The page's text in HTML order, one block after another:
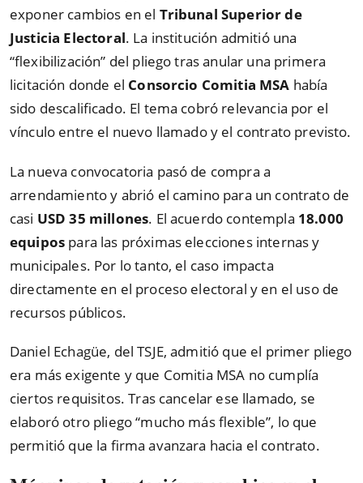
exponer cambios en el Tribunal Superior de
Justicia Electoral. La institución admitió una
“flexibilización” del pliego tras anular una primera
licitación donde el Consorcio Comitia MSA había
sido descalificado. El tema cobró relevancia por el
vínculo entre el nuevo llamado y el contrato previsto.
La nueva convocatoria pasó de compra a
arrendamiento y abrió el camino para un contrato de
casi USD 35 millones. El acuerdo contempla 18.000
equipos para las próximas elecciones internas y
municipales. Por lo tanto, el caso impacta
directamente en el proceso electoral y en el uso de
recursos públicos.
Daniel Echagüe, del TSJE, admitió que el primer pliego
era más exigente y que Comitia MSA no cumplía
ciertos requisitos. Tras cancelar ese llamado, se
elaboró otro pliego “mucho más flexible”, lo que
permitió que la firma avanzara hacia el contrato.